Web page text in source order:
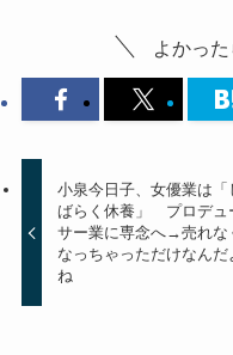
よかっ
小泉今日子、女優業は「
ばらく休養」 プロデュ
サー業に専念へ→売れな
なっちゃっただけなんだ
ね